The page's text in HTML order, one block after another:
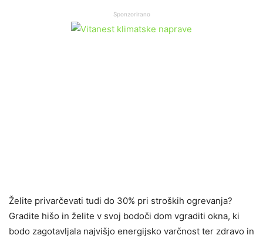
Sponzorirano
Želite privarčevati tudi do 30% pri stroških ogrevanja?
Gradite hišo in želite v svoj bodoči dom vgraditi okna, ki
bodo zagotavljala najvišjo energijsko varčnost ter zdravo in